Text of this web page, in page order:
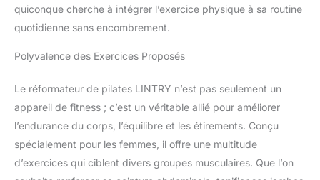
quiconque cherche à intégrer l’exercice physique à sa routine
quotidienne sans encombrement.
Polyvalence des Exercices Proposés
Le réformateur de pilates LINTRY n’est pas seulement un
appareil de fitness ; c’est un véritable allié pour améliorer
l’endurance du corps, l’équilibre et les étirements. Conçu
spécialement pour les femmes, il offre une multitude
d’exercices qui ciblent divers groupes musculaires. Que l’on